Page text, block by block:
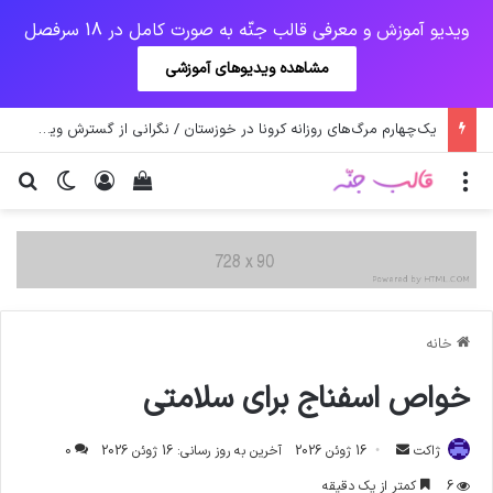
ویدیو آموزش و معرفی قالب جنّه به صورت کامل در 18 سرفصل
مشاهده ویدیوهای آموزشی
یک‌چهارم مرگ‌های روزانه کرونا در خوزستان / نگرانی از گسترش ویروس انگلیسی در تهران
تغییر ورود
دیدن سبد خرید منو
خانه
خواص اسفناج برای سلامتی
ژاکت
ارسال
ایمیل
16 ژوئن 2026 آخرین به روز رسانی: 16 ژوئن 2026
0
6
کمتر از یک دقیقه